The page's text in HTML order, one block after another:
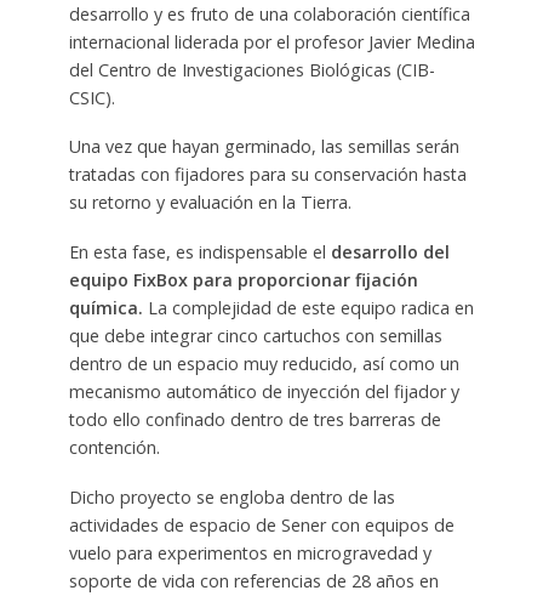
desarrollo y es fruto de una colaboración científica
internacional liderada por el profesor Javier Medina
del Centro de Investigaciones Biológicas (CIB-
CSIC).
Una vez que hayan germinado, las semillas serán
tratadas con fijadores para su conservación hasta
su retorno y evaluación en la Tierra.
En esta fase, es indispensable el desarrollo del
equipo FixBox para proporcionar fijación
química. La complejidad de este equipo radica en
que debe integrar cinco cartuchos con semillas
dentro de un espacio muy reducido, así como un
mecanismo automático de inyección del fijador y
todo ello confinado dentro de tres barreras de
contención.
Dicho proyecto se engloba dentro de las
actividades de espacio de Sener con equipos de
vuelo para experimentos en microgravedad y
soporte de vida con referencias de 28 años en